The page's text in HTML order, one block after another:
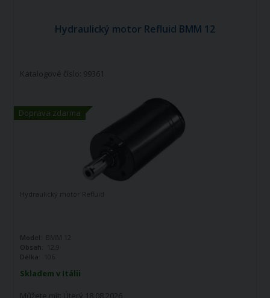
Hydraulický motor Refluid BMM 12
Doprava zdarma
Katalogové číslo: 99361
Skladem v Itálii
Můžete mít: Úterý 18.08.2026
Hydraulický motor Refluid
Model: BMM 12
Obsah:
12,9
Délka:
106